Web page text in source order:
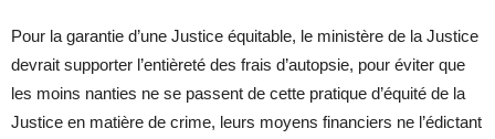
Pour la garantie d’une Justice équitable, le ministère de la Justice
devrait supporter l’entièreté des frais d’autopsie, pour éviter que
les moins nanties ne se passent de cette pratique d’équité de la
Justice en matière de crime, leurs moyens financiers ne l’édictant